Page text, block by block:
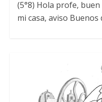
(5°8) Hola profe,
mi casa, aviso Buenos